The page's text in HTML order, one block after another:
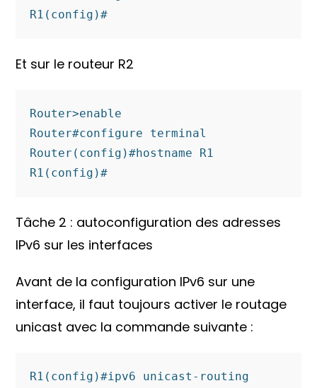
R1(config)#
Et sur le routeur R2
Router>enable
Router#configure terminal
Router(config)#hostname R1
R1(config)#
Tâche 2 : autoconfiguration des adresses
IPv6 sur les interfaces
Avant de la configuration IPv6 sur une
interface, il faut toujours activer le routage
unicast avec la commande suivante :
R1(config)#ipv6 unicast-routing